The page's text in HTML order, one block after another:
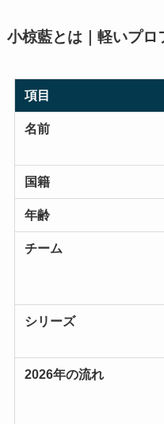
小椋藍とは｜軽いプロ
項目
名前
国籍
年齢
チーム
シリーズ
2026年の流れ